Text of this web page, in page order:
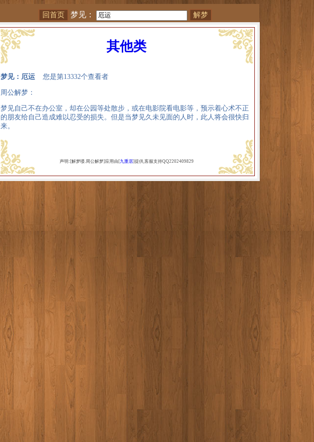
梦见：
其他类
梦见：厄运您是第13332个查看者
周公解梦：
梦见自己不在办公室，却在公园等处散步，或在电影院看电影等，预示着心术不正
的朋友给自己造成难以忍受的损失。但是当梦见久未见面的人时，此人将会很快归
来。
声明:[解梦喽.周公解梦]应用由[九重居]提供,客服支持QQ2202409829